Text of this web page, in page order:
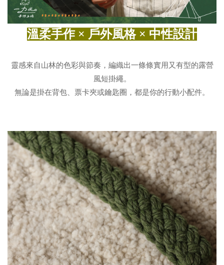
溫柔手作 × 戶外風格 × 中性設計
靈感來自山林的色彩與節奏，編織出一條條實用又有型的露營
風短掛繩。
無論是掛在背包、票卡夾或鑰匙圈，都是你的行動小配件。